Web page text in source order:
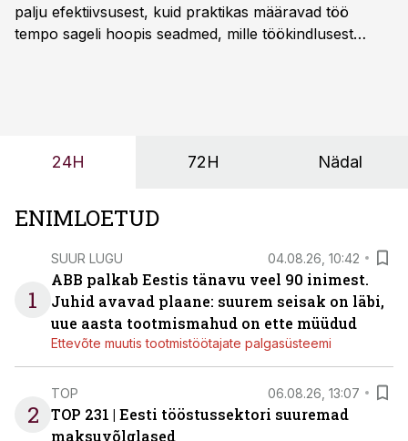
palju efektiivsusest, kuid praktikas määravad töö
tempo sageli hoopis seadmed, mille töökindlusest
24H 72H Nädal
ENIMLOETUD
1
SUUR LUGU 04.08.26, 10:42
ABB palkab Eestis tänavu veel 90 inimest.
Juhid avavad plaane: suurem seisak on läbi,
uue aasta tootmismahud on ette müüdud
Ettevõte muutis tootmistöötajate palgasüsteemi
2
TOP 06.08.26, 13:07
TOP 231 | Eesti tööstussektori suuremad
maksuvõlglased